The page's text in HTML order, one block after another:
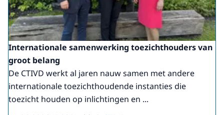
Internationale samenwerking toezichthouders van
groot belang
De CTIVD werkt al jaren nauw samen met andere
internationale toezichthoudende instanties die
toezicht houden op inlichtingen en ...